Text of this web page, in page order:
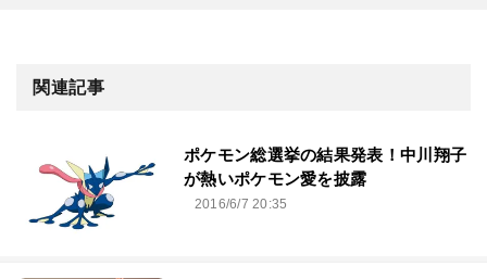
関連記事
ポケモン総選挙の結果発表！中川翔子
が熱いポケモン愛を披露
2016/6/7 20:35